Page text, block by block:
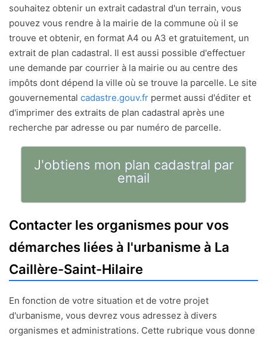
souhaitez obtenir un extrait cadastral d'un terrain, vous
pouvez vous rendre à la mairie de la commune où il se
trouve et obtenir, en format A4 ou A3 et gratuitement, un
extrait de plan cadastral. Il est aussi possible d'effectuer
une demande par courrier à la mairie ou au centre des
impôts dont dépend la ville où se trouve la parcelle. Le site
gouvernemental cadastre.gouv.fr permet aussi d'éditer et
d'imprimer des extraits de plan cadastral après une
recherche par adresse ou par numéro de parcelle.
J'obtiens mon plan cadastral par
email
Contacter les organismes pour vos
démarches liées à l'urbanisme à La
Caillère-Saint-Hilaire
En fonction de votre situation et de votre projet
d'urbanisme, vous devrez vous adressez à divers
organismes et administrations. Cette rubrique vous donne